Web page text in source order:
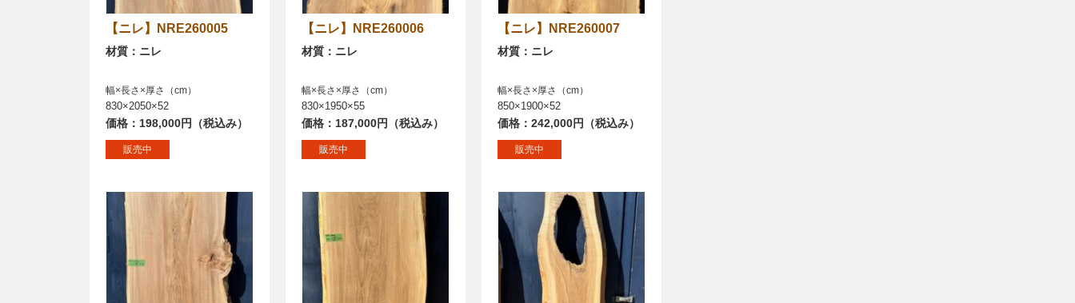
【ニレ】NRE260005
材質：ニレ
幅×長さ×厚さ（cm）
830×2050×52
価格：198,000円（税込み）
販売中
【ニレ】NRE260006
材質：ニレ
幅×長さ×厚さ（cm）
830×1950×55
価格：187,000円（税込み）
販売中
【ニレ】NRE260007
材質：ニレ
幅×長さ×厚さ（cm）
850×1900×52
価格：242,000円（税込み）
販売中